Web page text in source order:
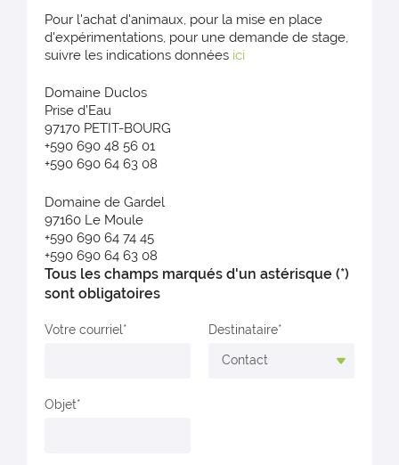
Pour l'achat d'animaux, pour la mise en place
d'expérimentations, pour une demande de stage,
suivre les indications données ici
Domaine Duclos
Prise d’Eau
97170 PETIT-BOURG
+590 690 48 56 01
+590 690 64 63 08
Domaine de Gardel
97160 Le Moule
+590 690 64 74 45
+590 690 64 63 08
Tous les champs marqués d'un astérisque (*)
sont obligatoires
Votre courriel Destinataire
Objet